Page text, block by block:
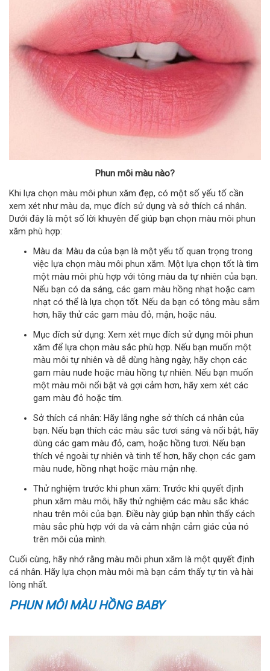
Phun môi màu nào?
Khi lựa chọn màu môi phun xăm đẹp, có một số yếu tố cần
xem xét như màu da, mục đích sử dụng và sở thích cá nhân.
Dưới đây là một số lời khuyên để giúp bạn chọn màu môi phun
xăm phù hợp:
Màu da: Màu da của bạn là một yếu tố quan trọng trong
việc lựa chọn màu môi phun xăm. Một lựa chọn tốt là tìm
một màu môi phù hợp với tông màu da tự nhiên của bạn.
Nếu bạn có da sáng, các gam màu hồng nhạt hoặc cam
nhạt có thể là lựa chọn tốt. Nếu da bạn có tông màu sẫm
hơn, hãy thử các gam màu đỏ, mận, hoặc nâu.
Mục đích sử dụng: Xem xét mục đích sử dụng môi phun
xăm để lựa chọn màu sắc phù hợp. Nếu bạn muốn một
màu môi tự nhiên và dễ dùng hàng ngày, hãy chọn các
gam màu nude hoặc màu hồng tự nhiên. Nếu bạn muốn
một màu môi nổi bật và gợi cảm hơn, hãy xem xét các
gam màu đỏ hoặc tím.
Sở thích cá nhân: Hãy lắng nghe sở thích cá nhân của
bạn. Nếu bạn thích các màu sắc tươi sáng và nổi bật, hãy
dùng các gam màu đỏ, cam, hoặc hồng tươi. Nếu bạn
thích vẻ ngoài tự nhiên và tinh tế hơn, hãy chọn các gam
màu nude, hồng nhạt hoặc màu mận nhẹ.
Thử nghiệm trước khi phun xăm: Trước khi quyết định
phun xăm màu môi, hãy thử nghiệm các màu sắc khác
nhau trên môi của bạn. Điều này giúp bạn nhìn thấy cách
màu sắc phù hợp với da và cảm nhận cảm giác của nó
trên môi của mình.
Cuối cùng, hãy nhớ rằng màu môi phun xăm là một quyết định
cá nhân. Hãy lựa chọn màu môi mà bạn cảm thấy tự tin và hài
lòng nhất.
PHUN MÔI MÀU HỒNG BABY